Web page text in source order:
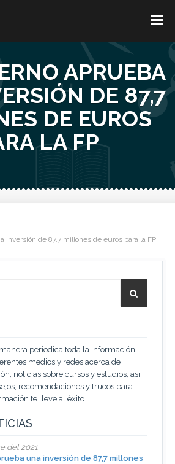
APRUEBA
DE 87,7
DE EUROS
LA FP
inversión de 87,7 millones de euros para la FP
periodica toda la información
medios y redes acerca de
noticias sobre cursos y estudios, asi
recomendaciones y trucos para
te lleve al éxito.
del 2021
una inversión de 87,7 millones